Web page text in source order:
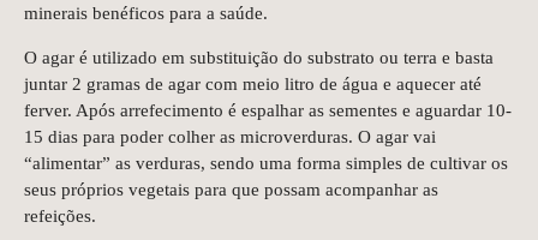
minerais benéficos para a saúde.
O agar é utilizado em substituição do substrato ou terra e basta
juntar 2 gramas de agar com meio litro de água e aquecer até
ferver. Após arrefecimento é espalhar as sementes e aguardar 10-
15 dias para poder colher as microverduras. O agar vai
“alimentar” as verduras, sendo uma forma simples de cultivar os
seus próprios vegetais para que possam acompanhar as
refeições.